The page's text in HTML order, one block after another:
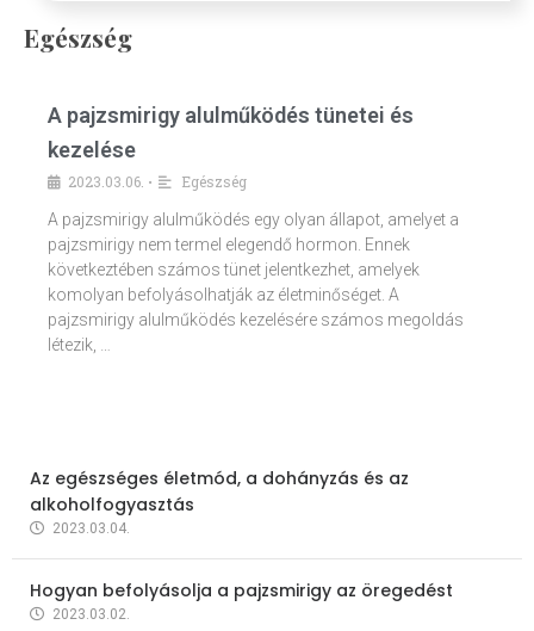
Egészség
A pajzsmirigy alulműködés tünetei és
kezelése
2023.03.06. •
Egészség
A pajzsmirigy alulműködés egy olyan állapot, amelyet a
pajzsmirigy nem termel elegendő hormon. Ennek
következtében számos tünet jelentkezhet, amelyek
komolyan befolyásolhatják az életminőséget. A
pajzsmirigy alulműködés kezelésére számos megoldás
létezik, …
Az egészséges életmód, a dohányzás és az
alkoholfogyasztás
2023.03.04.
Hogyan befolyásolja a pajzsmirigy az öregedést
2023.03.02.